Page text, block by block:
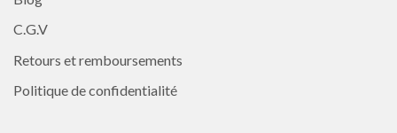
C.G.V
Retours et remboursements
Politique de confidentialité